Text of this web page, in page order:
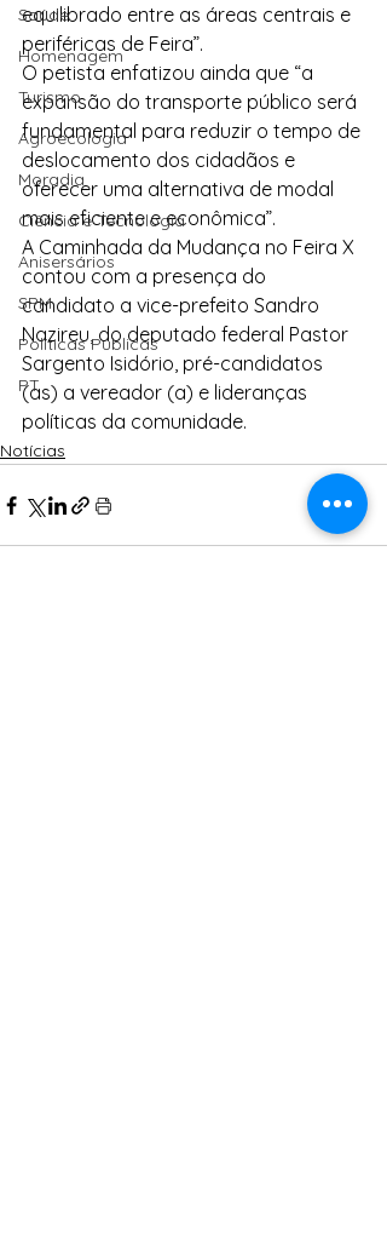
Saúde
Homenagem
Turismo
Agroecologia
Moradia
Ciência e Tecnologia
Anisersários
SPM
Políticas Públicas
PT
equilibrado entre as áreas centrais e
periféricas de Feira”.
O petista enfatizou ainda que “a
expansão do transporte público será
fundamental para reduzir o tempo de
deslocamento dos cidadãos e
oferecer uma alternativa de modal
mais eficiente e econômica”.
A Caminhada da Mudança no Feira X
contou com a presença do
candidato a vice-prefeito Sandro
Nazireu, do deputado federal Pastor
Sargento Isidório, pré-candidatos
(as) a vereador (a) e lideranças
políticas da comunidade.
Notícias